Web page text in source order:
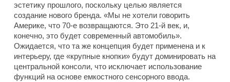
эстетику прошлого, поскольку целью является
создание нового бренда. «Мы не хотели говорить
Америке, что 70-е возвращаются. Это 21-й век, и,
конечно, это будет современный автомобиль».
Ожидается, что та же концепция будет применена и к
интерьеру, где «крупные кнопки» будут доминировать на
центральной консоли, что исключает использование
функций на основе емкостного сенсорного ввода.